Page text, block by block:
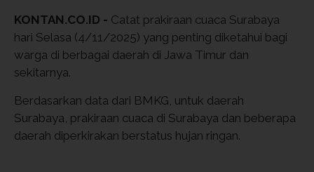
KONTAN.CO.ID - Catat prakiraan cuaca Surabaya
hari Selasa (4/11/2025) yang penting diketahui bagi
warga di berbagai daerah di Jawa Timur dan
sekitarnya.
Berdasarkan data dari BMKG, untuk daerah
Surabaya, prakiraan cuaca di Surabaya dan beberapa
daerah diperkirakan berstatus hujan ringan.